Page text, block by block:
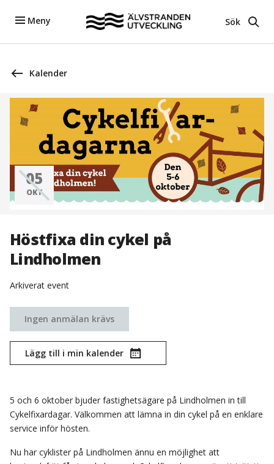
Meny Sök
Kalender
05
OKT
Höstfixa din cykel på
Lindholmen
Arkiverat event
Ingen anmälan krävs
Lägg till i min kalender
5 och 6 oktober bjuder fastighetsägare på Lindholmen in till
Cykelfixardagar. Välkommen att lämna in din cykel på en enklare
service inför hösten.
Nu har cyklister på Lindholmen ännu en möjlighet att